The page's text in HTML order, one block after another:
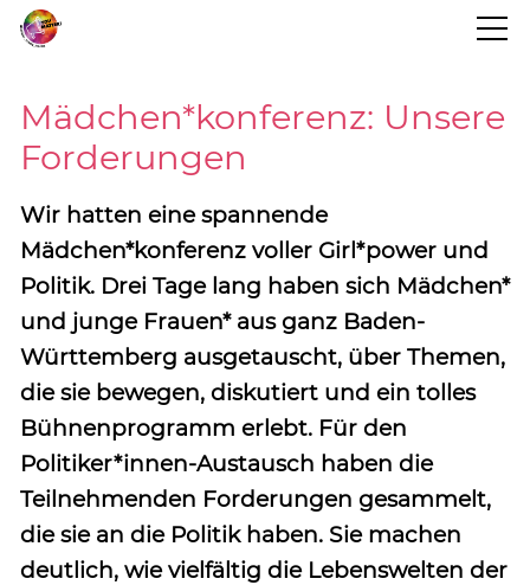
STARTSEITE
BLOG
PROJEKTINFO
TERMINE
KONTAKT
Mädchen*konferenz: Unsere
Forderungen
Wir hatten eine spannende
Mädchen*konferenz voller Girl*power und
Politik. Drei Tage lang haben sich Mädchen*
und junge Frauen* aus ganz Baden-
Württemberg ausgetauscht, über Themen,
die sie bewegen, diskutiert und ein tolles
Bühnenprogramm erlebt. Für den
Politiker*innen-Austausch haben die
Teilnehmenden Forderungen gesammelt,
die sie an die Politik haben. Sie machen
deutlich, wie vielfältig die Lebenswelten der